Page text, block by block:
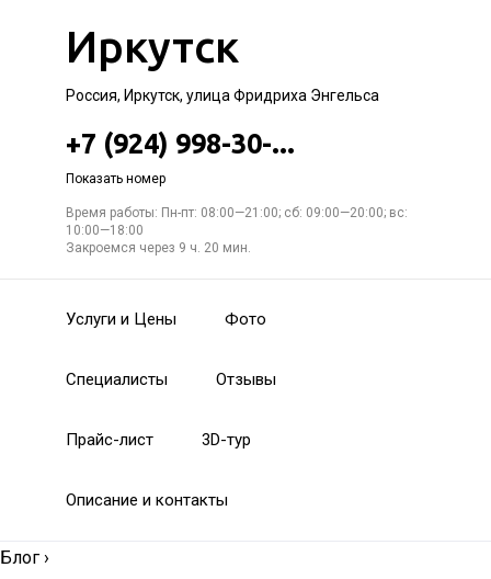
Иркутск
Россия, Иркутск, улица Фридриха Энгельса
+7 (924) 998-30-...
Показать номер
Время работы: Пн-пт: 08:00—21:00; сб: 09:00—20:00; вс:
10:00—18:00
Закроемся через 9 ч. 20 мин.
Услуги и Цены Фото
Специалисты Отзывы
Прайс-лист 3D-тур
Описание и контакты
Блог ›